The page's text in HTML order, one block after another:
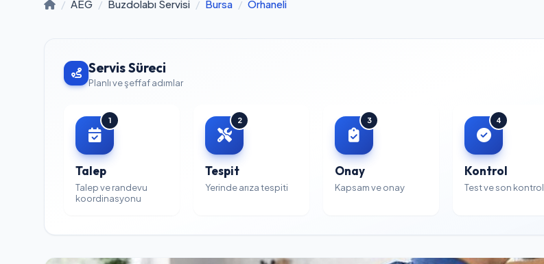
/ AEG / Buzdolabı Servisi / Bursa / Orhaneli
Servis Süreci
Planlı ve şeffaf adımlar
1
Talep
Talep ve randevu
koordinasyonu
2
Tespit
Yerinde arıza tespiti
3
Onay
Kapsam ve onay
4
Kontrol
Test ve son kontrol